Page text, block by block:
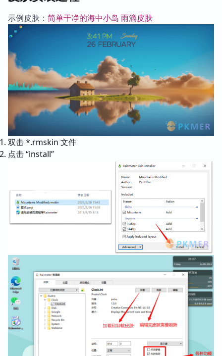
示例皮肤： 简单干净的海中小岛 雨滴皮肤
双击 *.rmskin 文件
点击 “install”